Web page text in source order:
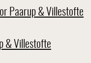
Paarup & Villestofte
& Villestofte